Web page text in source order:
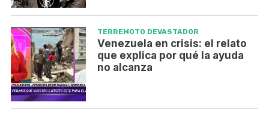
TERREMOTO DEVASTADOR
Venezuela en crisis: el relato
que explica por qué la ayuda
no alcanza